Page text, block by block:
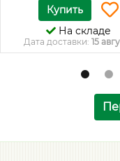
Купить
На складе
Дата доставки: 15